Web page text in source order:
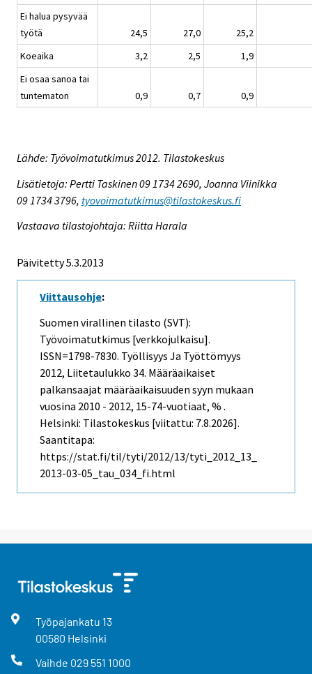
Ei halua pysyvää
työtä
24,5 27,0
25,2
Koeaika
3,2 2,5
1,9
Ei osaa sanoa tai
tuntematon
0,9 0,7 0,9
Lähde: Työvoimatutkimus 2012. Tilastokeskus
Lisätietoja: Pertti Taskinen 09 1734 2690, Joanna Viinikka
09 1734 3796, tyovoimatutkimus@tilastokeskus.fi
Vastaava tilastojohtaja: Riitta Harala
Päivitetty 5.3.2013
Viittausohje:
Suomen virallinen tilasto (SVT):
Työvoimatutkimus [verkkojulkaisu].
ISSN=1798-7830. Työllisyys Ja Työttömyys
2012, Liitetaulukko 34. Määräaikaiset
palkansaajat määräaikaisuuden syyn mukaan
vuosina 2010 - 2012, 15-74-vuotiaat, % .
Helsinki: Tilastokeskus [viitattu: 7.8.2026].
Saantitapa:
https://stat.fi/til/tyti/2012/13/tyti_2012_13_
2013-03-05_tau_034_fi.html
Työpajankatu 13
00580 Helsinki
Vaihde 029 551 1000